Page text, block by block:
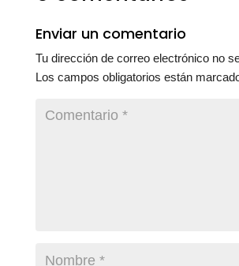
Enviar un comentario
Tu dirección de correo electrónico no
Los campos obligatorios están